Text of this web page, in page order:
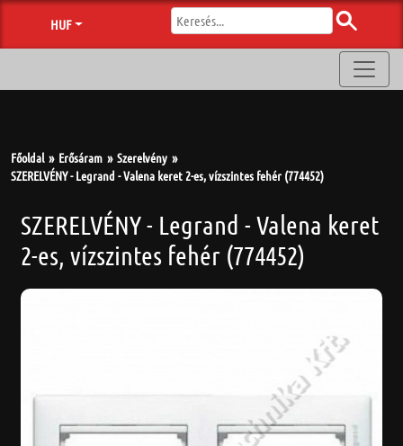
HUF
Főoldal Erősáram
Szerelvény
SZERELVÉNY - Legrand - Valena keret 2-es, vízszintes fehér (774452)
SZERELVÉNY - Legrand - Valena keret
2-es, vízszintes fehér (774452)